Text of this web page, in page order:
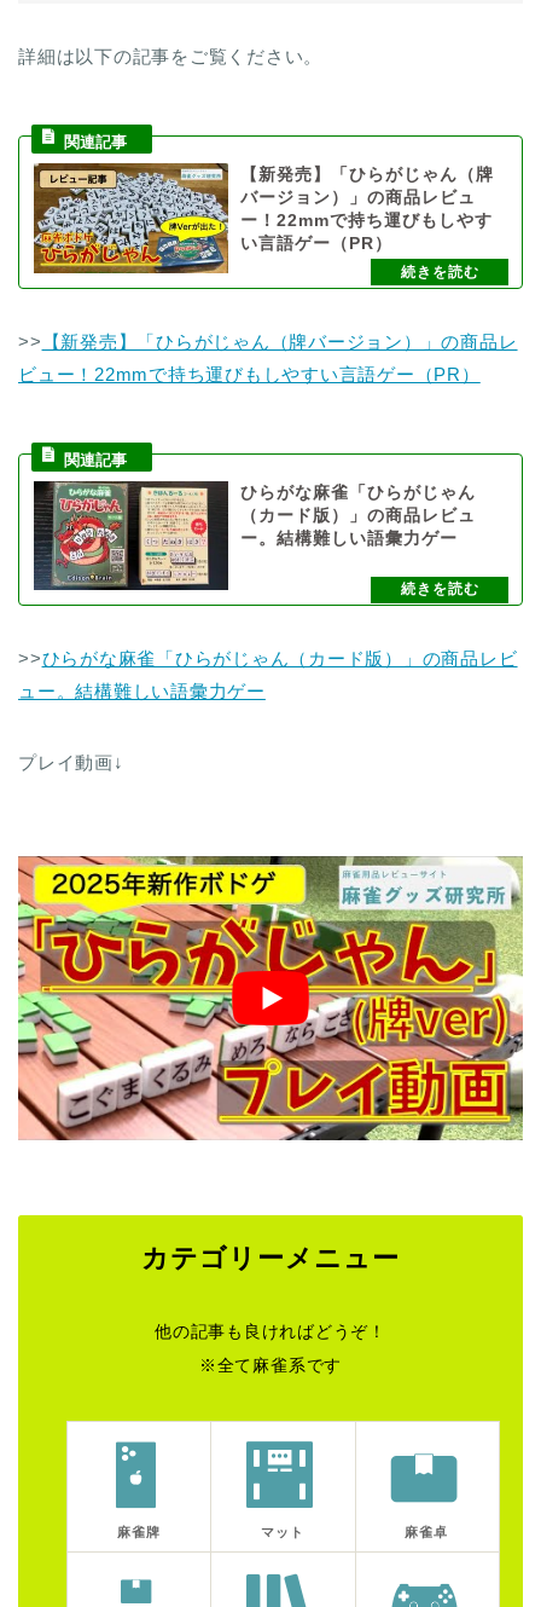
詳細は以下の記事をご覧ください。
【新発売】「ひらがじゃん（牌
バージョン）」の商品レビュ
ー！22mmで持ち運びもしやす
い言語ゲー（PR）
>> 【新発売】「ひらがじゃん（牌バージョン）」の商品レ
ビュー！22mmで持ち運びもしやすい言語ゲー（PR）
ひらがな麻雀「ひらがじゃん
（カード版）」の商品レビュ
ー。結構難しい語彙力ゲー
>>ひらがな麻雀「ひらがじゃん（カード版）」の商品レビ
ュー。結構難しい語彙力ゲー
プレイ動画↓
カテゴリーメニュー
他の記事も良ければどうぞ！
※全て麻雀系です
麻雀牌 マット 麻雀卓